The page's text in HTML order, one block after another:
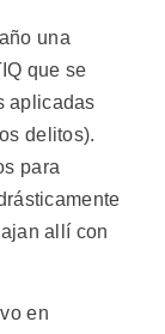
una
que se
aplicadas
delitos).
para
allí con
en